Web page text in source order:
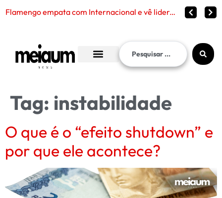
Flamengo empata com Internacional e vê liderança continuar distante no Brasileirão 2026
Tag: instabilidade
O que é o “efeito shutdown” e
por que ele acontece?